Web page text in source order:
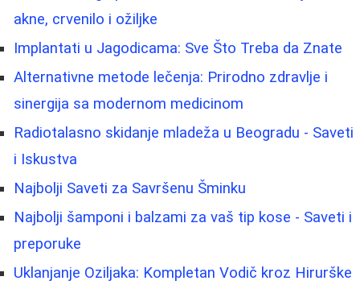
akne, crvenilo i ožiljke
Implantati u Jagodicama: Sve Što Treba da Znate
Alternativne metode lečenja: Prirodno zdravlje i
sinergija sa modernom medicinom
Radiotalasno skidanje mladeža u Beogradu - Saveti
i Iskustva
Najbolji Saveti za Savršenu Šminku
Najbolji šamponi i balzami za vaš tip kose - Saveti i
preporuke
Uklanjanje Oziljaka: Kompletan Vodič kroz Hirurške